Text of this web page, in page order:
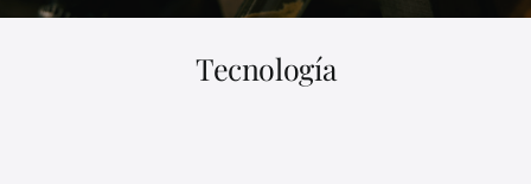
Tecnología